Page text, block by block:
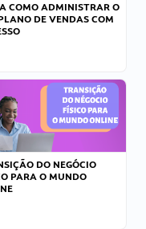
COMO ADMINISTRAR O
DE VENDAS COM
DO NEGÓCIO
PARA O MUNDO